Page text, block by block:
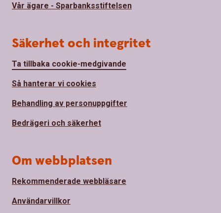
Vår ägare - Sparbanksstiftelsen
Säkerhet och integritet
Ta tillbaka cookie-medgivande
Så hanterar vi cookies
Behandling av personuppgifter
Bedrägeri och säkerhet
Om webbplatsen
Rekommenderade webbläsare
Användarvillkor